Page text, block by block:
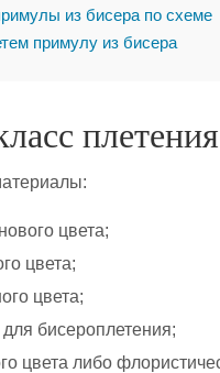
из бисера по схеме
примулу из бисера
цвета;
цвета;
цвета;
бисероплетения;
цвета либо